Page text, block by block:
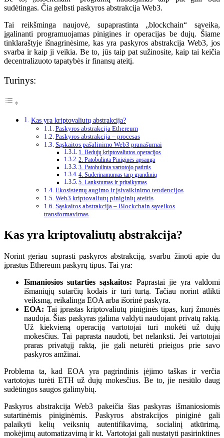
sudėtingas. Čia gelbsti paskyros abstrakcija Web3.
Tai reikšminga naujovė, supaprastinta „blockchain“ sąveika,
įgalinanti programuojamas pinigines ir operacijas be dujų. Šiame
tinklaraštyje išnagrinėsime, kas yra paskyros abstrakcija Web3, jos
svarba ir kaip ji veikia. Be to, jūs taip pat sužinosite, kaip tai keičia
decentralizuoto tapatybės ir finansų ateitį.
Turinys:
Kas yra kriptovaliutų abstrakcija?
Paskyros abstrakcija Ethereum
Paskyros abstrakcija – procesas
Sąskaitos pašalinimo Web3 pranašumai
1. Bedujų kriptovaliutos operacijos
2. Patobulinta Piniginės apsauga
3. Patobulinta vartotojo patirtis
4. Suderinamumas tarp grandinių
5. Lankstumas ir pritaikymas
Ekosistemų augimo ir įsivaikinimo tendencijos
Web3 kriptovaliutų piniginių ateitis
Sąskaitos abstrakcija – Blockchain sąveikos
transformavimas
Kas yra kriptovaliutų abstrakcija?
Norint geriau suprasti paskyros abstrakciją, svarbu žinoti apie du
įprastus Ethereum paskyrų tipus. Tai yra:
Išmaniosios sutarties sąskaitos: Paprastai jie yra valdomi
išmaniųjų sutarčių kodais ir turi turtą. Tačiau norint atlikti
veiksmą, reikalinga EOA arba išorinė paskyra.
EOA: Tai įprastas kriptovaliutų piniginės tipas, kurį žmonės
naudoja. Šias paskyras galima valdyti naudojant privatų raktą.
Už kiekvieną operaciją vartotojai turi mokėti už dujų
mokesčius. Tai paprasta naudoti, bet nelanksti. Jei vartotojai
praras privatųjį raktą, jie gali neturėti prieigos prie savo
paskyros amžinai.
Problema ta, kad EOA yra pagrindinis įėjimo taškas ir verčia
vartotojus turėti ETH už dujų mokesčius. Be to, jie nesiūlo daug
sudėtingos saugos galimybių.
Paskyros abstrakcija Web3 pakeičia šias paskyras išmaniosiomis
sutartinėmis piniginėmis. Paskyros abstrakcijos piniginė gali
palaikyti kelių veiksnių autentifikavimą, socialinį atkūrimą,
mokėjimų automatizavimą ir kt. Vartotojai gali nustatyti pasirinktines